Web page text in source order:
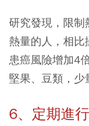
研究發現，限制
熱量的人，相比
患癌風險增加4
堅果、豆類，少
6、定期進